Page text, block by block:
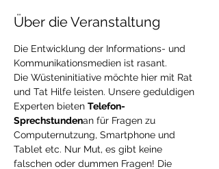
Über die Veranstaltung
Die Entwicklung der Informations- und
Kommunikationsmedien ist rasant.
Die Wüsteninitiative möchte hier mit Rat
und Tat Hilfe leisten. Unsere geduldigen
Experten bieten Telefon-
Sprechstundenan für Fragen zu
Computernutzung, Smartphone und
Tablet etc. Nur Mut, es gibt keine
falschen oder dummen Fragen! Die